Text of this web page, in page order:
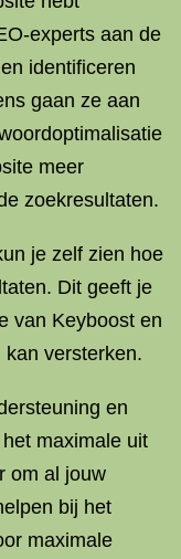
experts aan de
identificeren
gaan ze aan
meer
zoekresultaten.
je zelf zien hoe
Dit geeft je
van Keyboost en
versterken.
en
maximale uit
om al jouw
bij het
maximale